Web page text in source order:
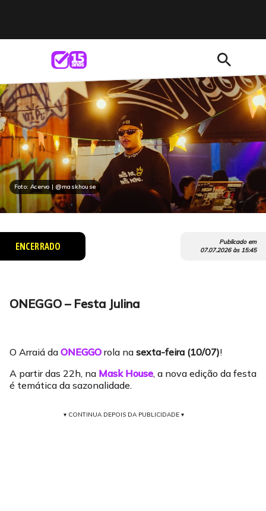
search
Foto: Acervo | @maskhouse
ENCERRADO
Publicado em
07.07.2026às 15:45
ONEGGO – Festa Julina
O Arraiá da ONEGGO rola na sexta-feira (10/07)!
A partir das 22h, na Mask House, a nova edição da festa
é temática da sazonalidade.
▾ CONTINUA DEPOIS DA PUBLICIDADE ▾